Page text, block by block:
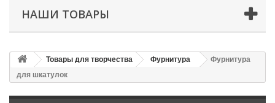
НАШИ ТОВАРЫ
Товары для творчества Фурнитура
Фурнитура
для шкатулок